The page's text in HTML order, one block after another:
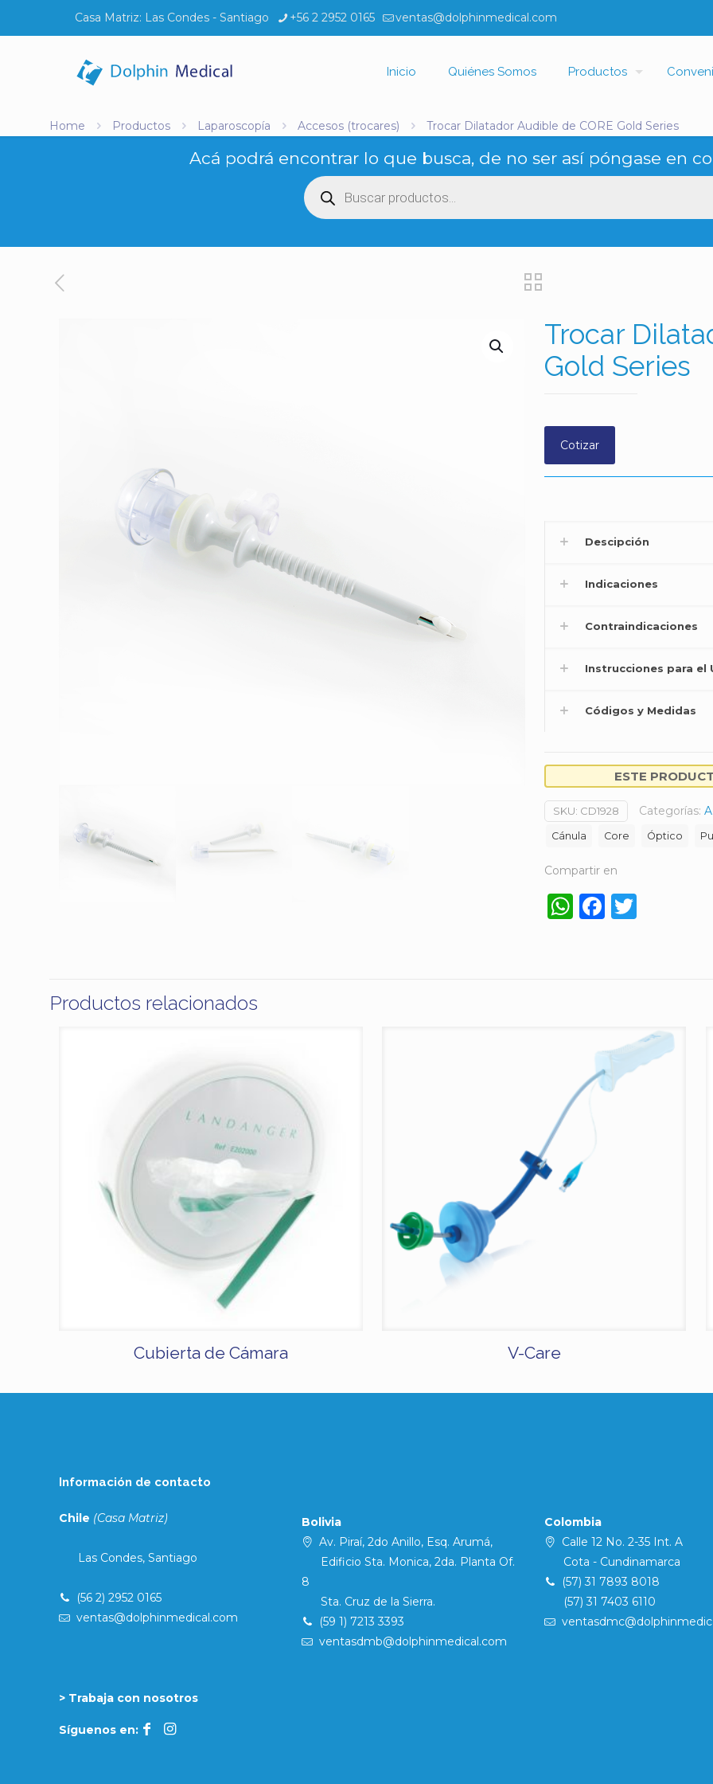
Casa Matriz: Las Condes - Santiago +56 2 2952 0165 ventas@dolphinmedical.com
Inicio Quiénes Somos Productos
Home Productos Laparoscopía Accesos (trocares) Trocar Dilatador Audible de CORE Gold Series
Acá podrá encontrar lo que busca, de no ser así póngase en
Búsqueda
de
productos
Trocar
Gold Series
Cotizar
Descipción
Indicaciones
Contraindicaciones
Instrucciones para el
Códigos y Medidas
ESTE
SKU: CD1928 Categorías:
Cánula Core Óptico
Compartir en
WhatsApp
Productos relacionados
Cubierta de Cámara V-Care
Información de contacto
Chile (Casa Matriz)
Las Condes, Santiago
(56 2) 2952 0165
ventas@dolphinmedical.com
> Trabaja con nosotros
Síguenos en:
Bolivia
Av. Piraí, 2do Anillo, Esq. Arumá,
Edificio Sta. Monica, 2da. Planta Of.
8
Sta. Cruz de la Sierra.
(59 1) 7213 3393
ventasdmb@dolphinmedical.com
Colombia
Calle 12 No. 2-35 Int. A
Cota - Cundinamarca
(57) 31 7893 8018
(57) 31 7403 6110